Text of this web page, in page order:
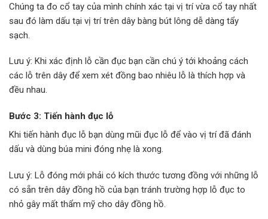
Chúng ta đo cổ tay của mình chính xác tại vị trí vừa cổ tay nhất
sau đó làm dấu tại vị trí trên dây bàng bút lông dễ dàng tẩy
sạch.
Lưu ý: Khi xác định lỗ cần đục bạn cần chú ý tới khoảng cách
các lỗ trên dây để xem xét đồng bao nhiêu lỗ là thích hợp và
đều nhau.
Bước 3: Tiến hành đục lỗ
Khi tiến hành đục lỗ bạn dùng mũi đục lỗ để vào vị trí đã đánh
dấu và dùng búa mini đóng nhẹ là xong.
Lưu ý: Lỗ đóng mới phải có kích thước tương đồng với những lỗ
có sẵn trên dây đồng hồ của bạn tránh trường hợp lỗ đục to
nhỏ gây mất thẩm mỹ cho dây đồng hồ.